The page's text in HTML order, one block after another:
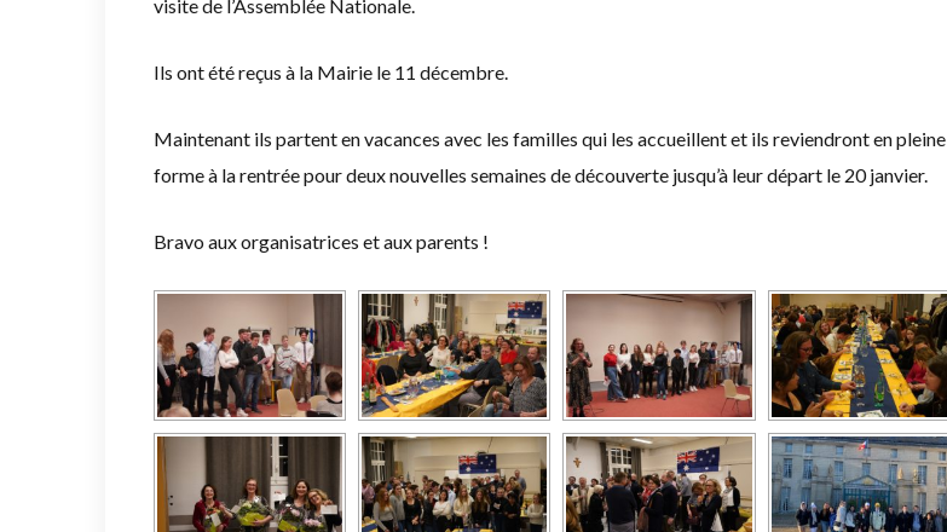
visite de l’Assemblée Nationale.
Ils ont été reçus à la Mairie le 11 décembre.
Maintenant ils partent en vacances avec les familles qui les accueillent et ils reviendront en pleine
forme à la rentrée pour deux nouvelles semaines de découverte jusqu’à leur départ le 20 janvier.
Bravo aux organisatrices et aux parents !